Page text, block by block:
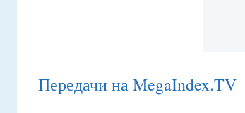
Передачи на MegaIndex.TV